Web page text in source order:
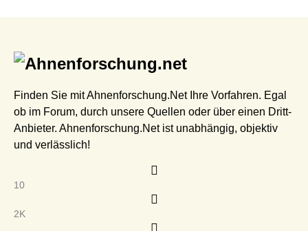
Finden Sie mit Ahnenforschung.Net Ihre Vorfahren. Egal
ob im Forum, durch unsere Quellen oder über einen Dritt-
Anbieter. Ahnenforschung.Net ist unabhängig, objektiv
und verlässlich!
10
2K